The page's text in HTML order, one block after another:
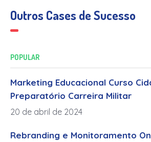
Outros Cases de Sucesso
POPULAR
Marketing Educacional Curso
Preparatório Carreira Militar
20 de abril de 2024
Rebranding e Monitoramento